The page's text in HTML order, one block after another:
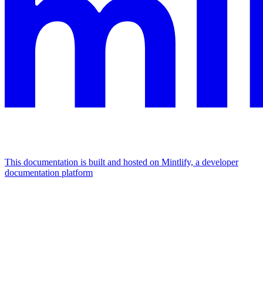
This documentation is built and hosted on Mintlify, a developer
documentation platform